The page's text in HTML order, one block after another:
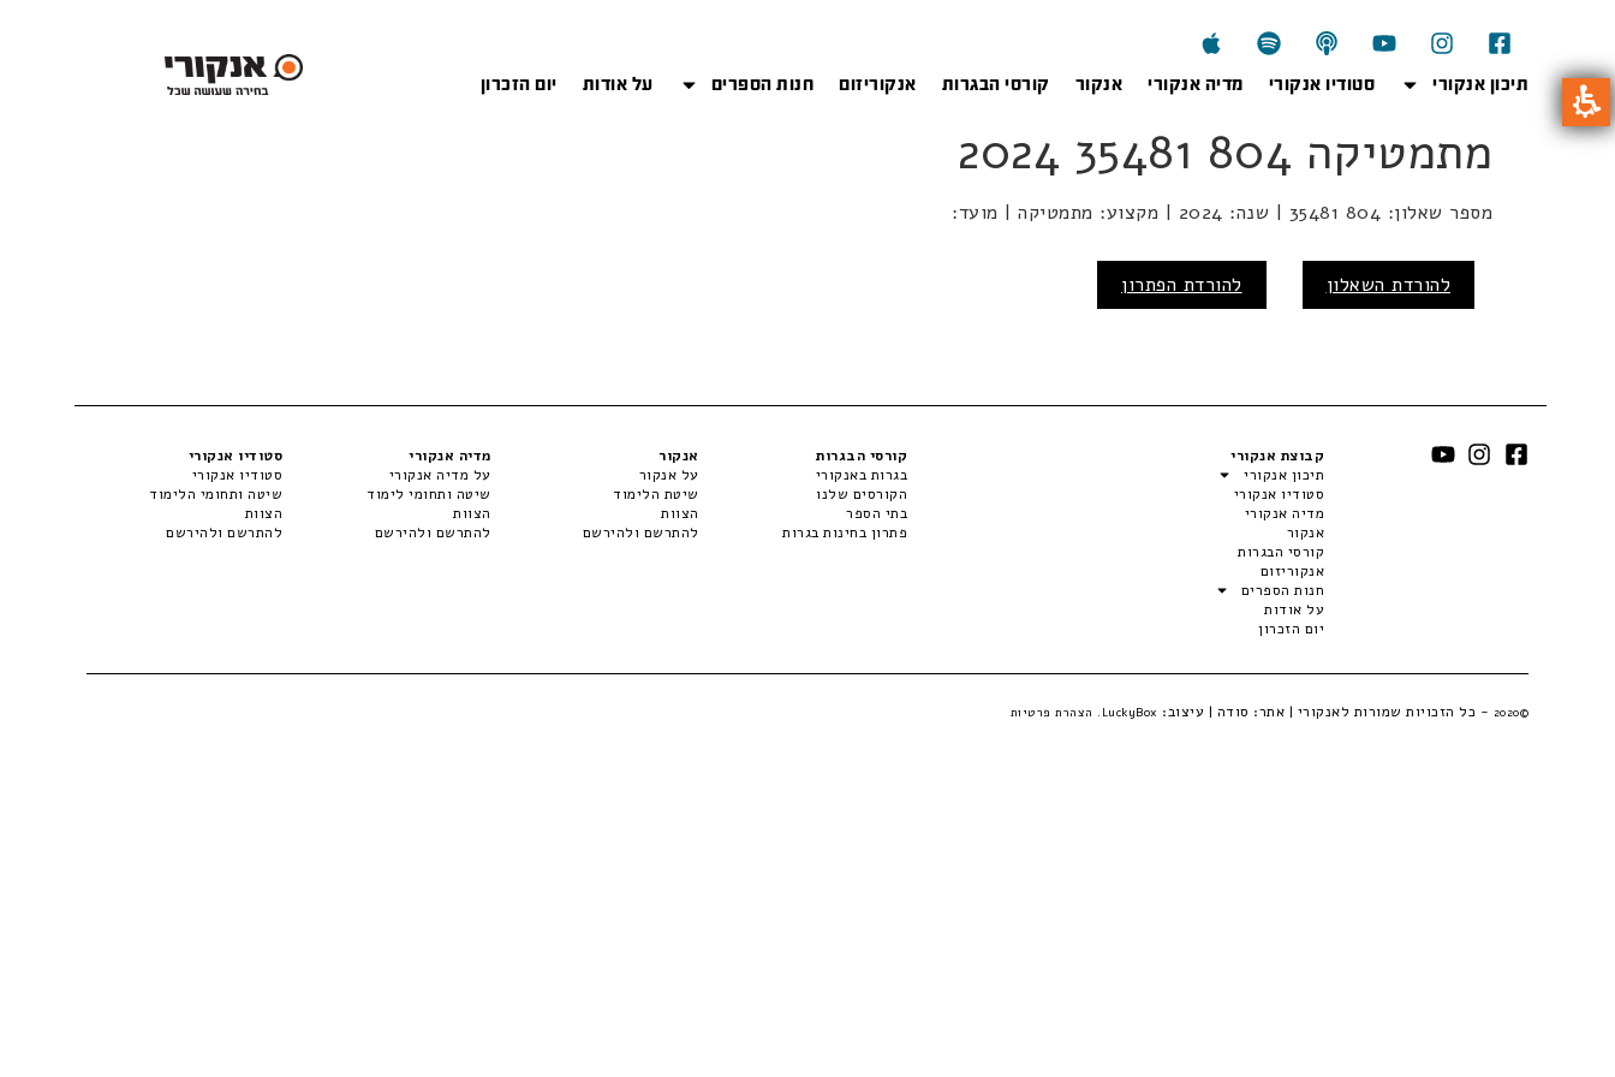
תיכון אנקורי סטודיו אנקורי מדיה אנקורי אנקור קורסי הבגרות אנקוריזום חנות הספרים על אודות יום הזכרון
מתמטיקה 804 35481 2024
מספר שאלון: 804 35481 | שנה: 2024 | מקצוע: מתמטיקה | מועד:
להורדת השאלון להורדת הפתרון
קבוצת אנקורי
תיכון אנקורי
סטודיו אנקורי
מדיה אנקורי
אנקור
קורסי הבגרות
אנקוריזום
חנות הספרים
על אודות
יום הזכרון
קורסי הבגרות
בגרות באנקורי
הקורסים שלנו
בתי הספר
פתרון בחינות בגרות
אנקור
על אנקור
שיטת הלימוד
הצוות
להתרשם ולהירשם
מדיה אנקורי
על מדיה אנקורי
שיטה ותחומי לימוד
הצוות
להתרשם ולהירשם
סטודיו אנקורי
סטודיו אנקורי
שיטה ותחומי הלימוד
הצוות
להתרשם ולהירשם
©2020 - כל הזכויות שמורות לאנקורי | אתר: סודה | עיצוב: LuckyBox. הצהרת פרטיות